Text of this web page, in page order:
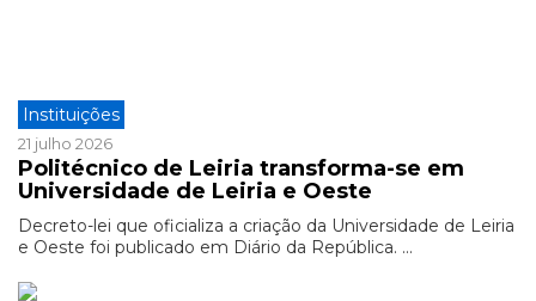
Instituições
21 julho 2026
Politécnico de Leiria transforma-se em
Universidade de Leiria e Oeste
Decreto-lei que oficializa a criação da Universidade de Leiria
e Oeste foi publicado em Diário da República. ...